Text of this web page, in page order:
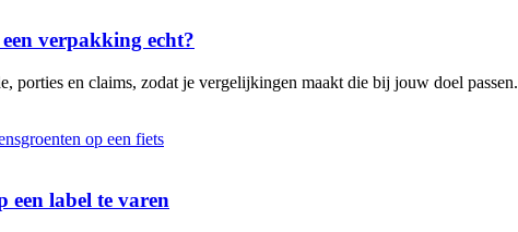
verpakking echt?
porties en claims, zodat je vergelijkingen maakt die bij jouw doel passen.
een label te varen